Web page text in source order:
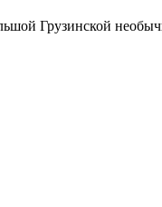
Грузинской